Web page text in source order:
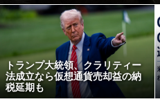
トランプ大統領、クラリティー
法成立なら仮想通貨売却益の納
税延期も